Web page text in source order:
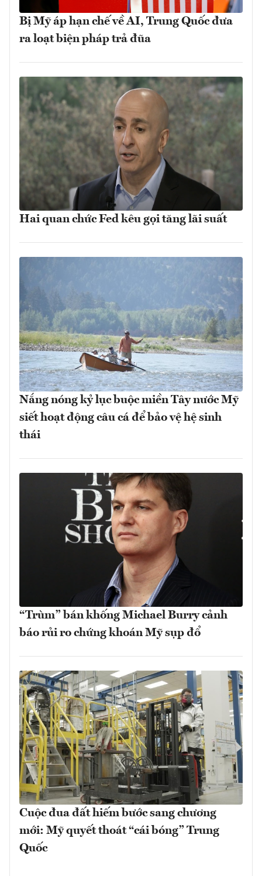
Bị Mỹ áp hạn chế về AI, Trung Quốc đưa
ra loạt biện pháp trả đũa
Hai quan chức Fed kêu gọi tăng lãi suất
Nắng nóng kỷ lục buộc miền Tây nước Mỹ
siết hoạt động câu cá để bảo vệ hệ sinh
thái
“Trùm” bán khống Michael Burry cảnh
báo rủi ro chứng khoán Mỹ sụp đổ
Cuộc đua đất hiếm bước sang chương
mới: Mỹ quyết thoát “cái bóng” Trung
Quốc